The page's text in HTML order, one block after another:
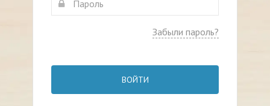
Забыли пароль?
ВОЙТИ